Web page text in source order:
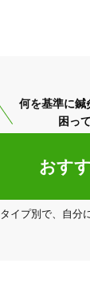
「健康にはりを見
何を基準に鍼
困っ
おす
タイプ別で、自分